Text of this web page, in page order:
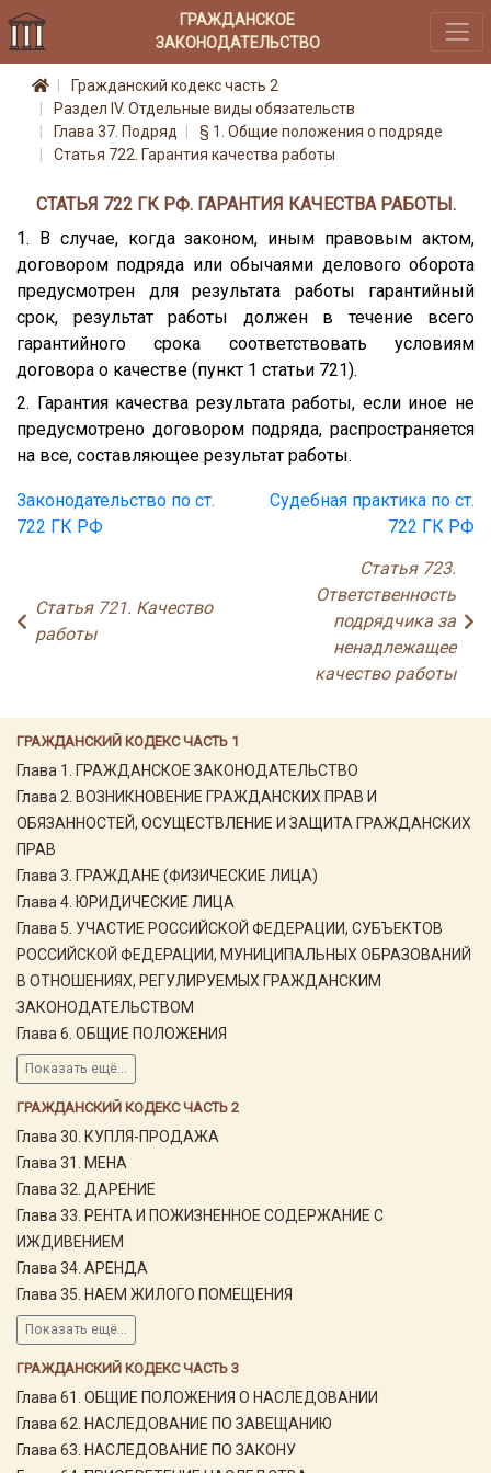
ГРАЖДАНСКОЕ
ЗАКОНОДАТЕЛЬСТВО
ГРАЖДАНСКИЙ КОДЕКС ЧАСТЬ 1
Глава 1. ГРАЖДАНСКОЕ ЗАКОНОДАТЕЛЬСТВО
Глава 2. ВОЗНИКНОВЕНИЕ ГРАЖДАНСКИХ ПРАВ И
ОБЯЗАННОСТЕЙ, ОСУЩЕСТВЛЕНИЕ И ЗАЩИТА ГРАЖДАНСКИХ
ПРАВ
Глава 3. ГРАЖДАНЕ (ФИЗИЧЕСКИЕ ЛИЦА)
Глава 4. ЮРИДИЧЕСКИЕ ЛИЦА
Глава 5. УЧАСТИЕ РОССИЙСКОЙ ФЕДЕРАЦИИ, СУБЪЕКТОВ
РОССИЙСКОЙ ФЕДЕРАЦИИ, МУНИЦИПАЛЬНЫХ ОБРАЗОВАНИЙ
В ОТНОШЕНИЯХ, РЕГУЛИРУЕМЫХ ГРАЖДАНСКИМ
ЗАКОНОДАТЕЛЬСТВОМ
Глава 6. ОБЩИЕ ПОЛОЖЕНИЯ
Показать ещё...
ГРАЖДАНСКИЙ КОДЕКС ЧАСТЬ 2
Глава 30. КУПЛЯ-ПРОДАЖА
Глава 31. МЕНА
Глава 32. ДАРЕНИЕ
Глава 33. РЕНТА И ПОЖИЗНЕННОЕ СОДЕРЖАНИЕ С
ИЖДИВЕНИЕМ
Глава 34. АРЕНДА
Глава 35. НАЕМ ЖИЛОГО ПОМЕЩЕНИЯ
Показать ещё...
ГРАЖДАНСКИЙ КОДЕКС ЧАСТЬ 3
Глава 61. ОБЩИЕ ПОЛОЖЕНИЯ О НАСЛЕДОВАНИИ
Глава 62. НАСЛЕДОВАНИЕ ПО ЗАВЕЩАНИЮ
Глава 63. НАСЛЕДОВАНИЕ ПО ЗАКОНУ
Гражданский кодекс часть 2
Раздел IV. Отдельные виды обязательств
Глава 37. Подряд
§ 1. Общие положения о подряде
Статья 722. Гарантия качества работы
СТАТЬЯ 722 ГК РФ. ГАРАНТИЯ КАЧЕСТВА РАБОТЫ.
1. В случае, когда законом, иным правовым актом,
договором подряда или обычаями делового оборота
предусмотрен для результата работы гарантийный
срок, результат работы должен в течение всего
гарантийного срока соответствовать условиям
договора о качестве (пункт 1 статьи 721).
2. Гарантия качества результата работы, если иное не
предусмотрено договором подряда, распространяется
на все, составляющее результат работы.
Законодательство по ст.
722 ГК РФ
Судебная практика по ст.
722 ГК РФ
Статья 721. Качество
работы
Статья 723.
Ответственность
подрядчика за
ненадлежащее
качество работы